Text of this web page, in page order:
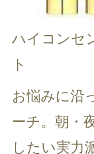
ハイコンセ
ト
お悩みに沿
ーチ。朝・
したい実力